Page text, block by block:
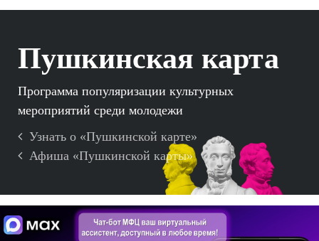
Пушкинская карта
Программа популяризации культурных
мероприятий среди молодежи
Узнать о «Пушкинской карте»
Афиша «Пушкинской карты»